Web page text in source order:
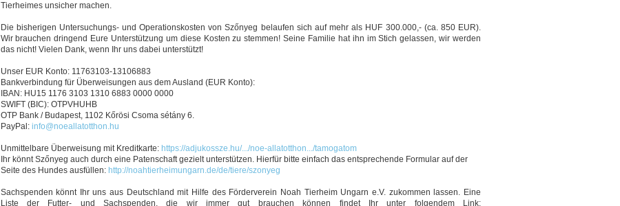
Tierheimes unsicher machen.
Die bisherigen Untersuchungs- und Operationskosten von Szőnyeg belaufen sich auf mehr als HUF 300.000,- (ca. 850 EUR).
Wir brauchen dringend Eure Unterstützung um diese Kosten zu stemmen! Seine Familie hat ihn im Stich gelassen, wir werden
das nicht! Vielen Dank, wenn Ihr uns dabei unterstützt!
Unser EUR Konto: 11763103-13106883
Bankverbindung für Überweisungen aus dem Ausland (EUR Konto):
IBAN: HU15 1176 3103 1310 6883 0000 0000
SWIFT (BIC): OTPVHUHB
OTP Bank / Budapest, 1102 Kőrösi Csoma sétány 6.
PayPal: info@noeallatotthon.hu
Unmittelbare Überweisung mit Kreditkarte: https://adjukossze.hu/.../noe-allatotthon.../tamogatom
Ihr könnt Szőnyeg auch durch eine Patenschaft gezielt unterstützen. Hierfür bitte einfach das entsprechende Formular auf der
Seite des Hundes ausfüllen: http://noahtierheimungarn.de/de/tiere/szonyeg
Sachspenden könnt Ihr uns aus Deutschland mit Hilfe des Förderverein Noah Tierheim Ungarn e.V. zukommen lassen. Eine
Liste der Futter- und Sachspenden, die wir immer gut brauchen können findet Ihr unter folgendem Link: